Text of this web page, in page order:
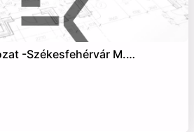
-Székesfehérvár M.…